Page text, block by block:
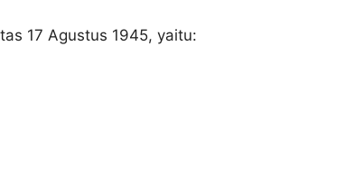
17 Agustus 1945, yaitu: